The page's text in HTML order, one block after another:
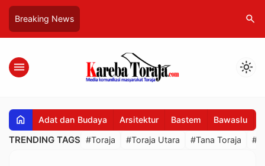
Breaking News search
menu light_mode
home Adat dan Budaya Arsitektur Bastem Bawaslu
TRENDING TAGS #Toraja #Toraja Utara #Tana Toraja